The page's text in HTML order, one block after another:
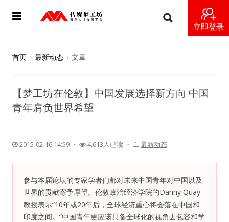
立即登录
导师
视频
梦工坊视频
纪录片1 梦想开始的地方
首页 › 最新动态 › 文章
【梦工坊在伦敦】中国发展选择新方向 中国
青年肩负世界希望
2015-02-16 14:59 ・ 4,613人已读 ・ 最新动态
参与本届论坛的专家学者们都对未来中国青年对中国以及
世界的贡献寄予厚望。伦敦政治经济学院的Danny Quay
教授表示“10年或20年后，全球经济重心将会落在中国和
印度之间。”中国青年更应该具备全球化的视角去包容和学